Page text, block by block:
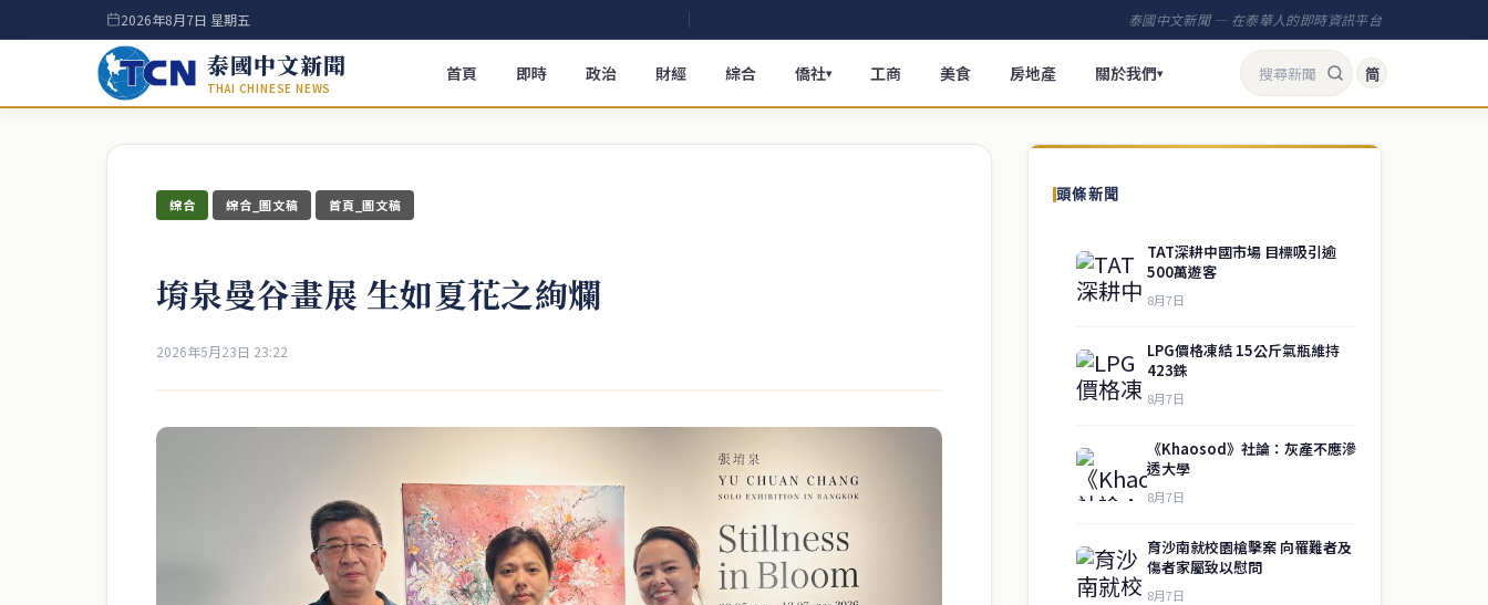
2026年8月7日 星期五 泰國中文新聞 — 在泰華人的即時資訊平台
泰國中文新聞
THAI CHINESE NEWS
首頁 即時 政治 財經 綜合 僑社▾ 工商 美食 房地產 關於我們▾ 简
綜合 綜合_圖文稿 首頁_圖文稿
堉泉曼谷畫展 生如夏花之絢爛
2026年5月23日 23:22
頭條新聞
TAT深耕中國市場 目標吸引逾
500萬遊客
8月7日
LPG價格凍結 15公斤氣瓶維持
423銖
8月7日
《Khaosod》社論：灰產不應滲
透大學
8月7日
育沙南就校園槍擊案 向罹難者及
傷者家屬致以慰問
8月7日